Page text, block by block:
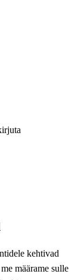
kehtivad
määrame sulle